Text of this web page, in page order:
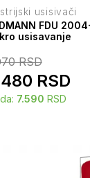
usisivači
FDU
usisavanje
RSD
RSD
7.590 RSD